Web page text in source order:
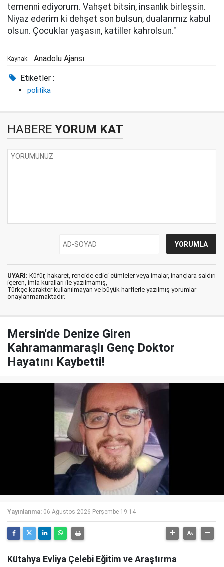
temenni ediyorum. Vahşet bitsin, insanlık birleşsin.
Niyaz ederim ki dehşet son bulsun, dualarımız kabul
olsun. Çocuklar yaşasın, katiller kahrolsun."
Kaynak: Anadolu Ajansı
Etiketler :
politika
HABERE YORUM KAT
UYARI: Küfür, hakaret, rencide edici cümleler veya imalar, inançlara saldırı
içeren, imla kuralları ile yazılmamış,
Türkçe karakter kullanılmayan ve büyük harflerle yazılmış yorumlar
onaylanmamaktadır.
Mersin'de Denize Giren
Kahramanmaraşlı Genç Doktor
Hayatını Kaybetti!
Yayınlanma: 06 Ağustos 2026 Perşembe 19:14
Kütahya Evliya Çelebi Eğitim ve Araştırma